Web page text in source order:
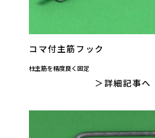
コマ付主筋フック
柱主筋を精度良く固定
詳細記事へ